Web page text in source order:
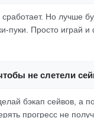
Но лучше
пуки. Просто
не слетели
бэкап сейвов, а
прогресс не